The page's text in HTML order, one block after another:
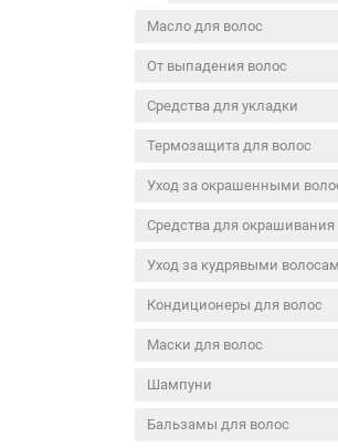
Масло для волос
От выпадения волос
Средства для укладки
Термозащита для волос
Уход за окрашенными
Средства для окрашивания
Уход за кудрявыми
Кондиционеры для волос
Маски для волос
Шампуни
Бальзамы для волос